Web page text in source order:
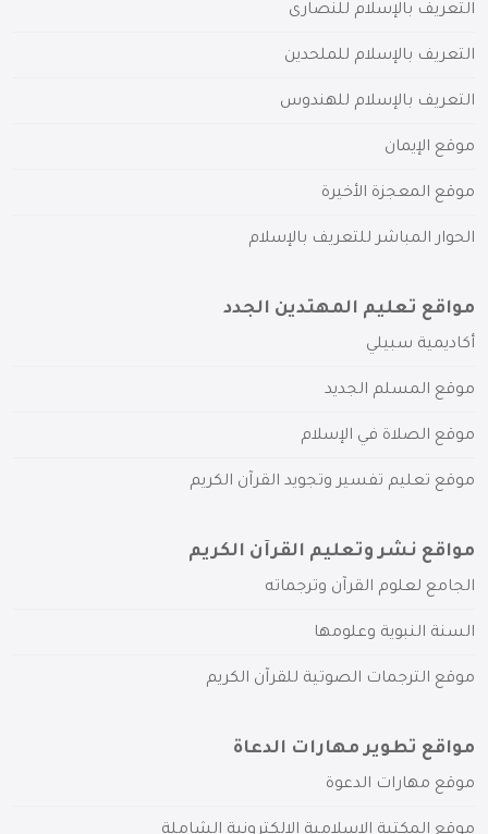
التعريف بالإسلام للنصارى
التعريف بالإسلام للملحدين
التعريف بالإسلام للهندوس
موقع الإيمان
موقع المعجزة الأخيرة
الحوار المباشر للتعريف بالإسلام
مواقع تعليم المهتدين الجدد
أكاديمية سبيلي
موقع المسلم الجديد
موقع الصلاة في الإسلام
موقع تعليم تفسير وتجويد القرآن الكريم
مواقع نشر وتعليم القرآن الكريم
الجامع لعلوم القرآن وترجماته
السنة النبوية وعلومها
موقع الترجمات الصوتية للقرآن الكريم
مواقع تطوير مهارات الدعاة
موقع مهارات الدعوة